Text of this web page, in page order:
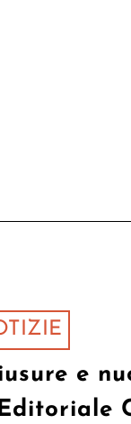
e